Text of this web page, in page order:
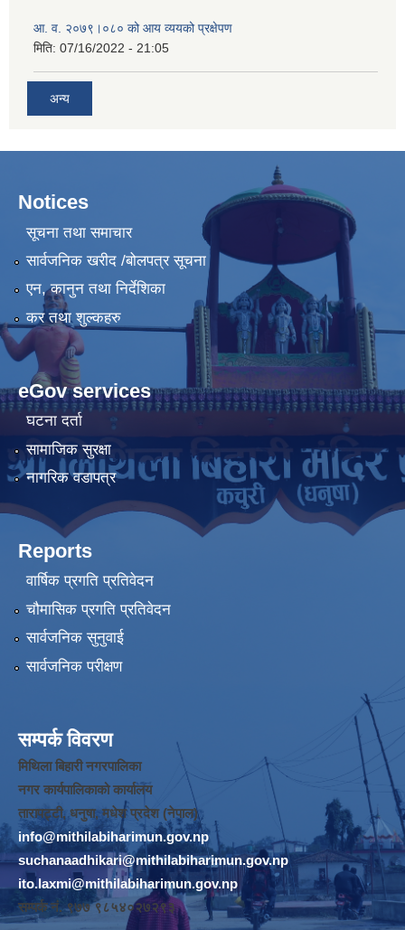
आ. व. २०७९।०८० को आय व्ययको प्रक्षेपण
मिति: 07/16/2022 - 21:05
अन्य
Notices
सूचना तथा समाचार
सार्वजनिक खरीद /बोलपत्र सूचना
एन, कानुन तथा निर्देशिका
कर तथा शुल्कहरु
eGov services
घटना दर्ता
सामाजिक सुरक्षा
नागरिक वडापत्र
Reports
वार्षिक प्रगति प्रतिवेदन
चौमासिक प्रगति प्रतिवेदन
सार्वजनिक सुनुवाई
सार्वजनिक परीक्षण
सम्पर्क विवरण
मिथिला बिहारी नगरपालिका
नगर कार्यपालिकाको कार्यालय
तारापट्टी, धनुषा, मधेश प्रदेश (नेपाल)
info@mithilabiharimun.gov.np
suchanaadhikari@mithilabiharimun.gov.np
ito.laxmi@mithilabiharimun.gov.np
सम्पर्क नं. ‌९७७ ९८५४०२७२९३